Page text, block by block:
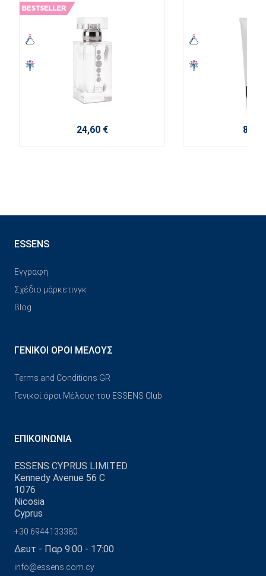
24,60 € 8,60
ESSENS
Εγγραφή
Σχέδιο μάρκετινγκ
Blog
ΓΕΝΙΚΟΊ ΌΡΟΙ ΜΈΛΟΥΣ
Terms and Conditions GR
Γενικοί όροι Μέλους του ESSENS Club
ΕΠΙΚΟΙΝΩΝΊΑ
ESSENS CYPRUS LIMITED
Kennedy Avenue 56 C
1076
Nicosia
Cyprus
+30 6944133380
Δευτ - Παρ 9:00 - 17:00
info@essens.com.cy